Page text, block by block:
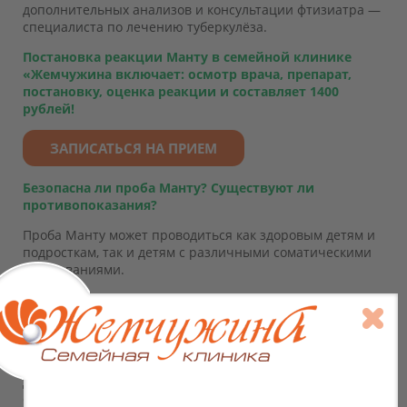
дополнительных анализов и консультации фтизиатра —
специалиста по лечению туберкулёза.
Постановка реакции Манту в семейной клинике
«Жемчужина включает: осмотр врача, препарат,
постановку, оценка реакции и составляет 1400
рублей!
ЗАПИСАТЬСЯ НА ПРИЕМ
Безопасна ли проба Манту? Существуют ли
противопоказания?
Проба Манту может проводиться как здоровым детям и
подросткам, так и детям с различными соматическими
заболеваниями.
Однако, перенесенные заболевания и предшествующие
прививки могут влиять на чувствительность кожи
ребенка к туберкулину, усиливая или ослабляя ее.
Это затрудняет последующую интерпретацию
динамики чувствительности к туберкулину и является